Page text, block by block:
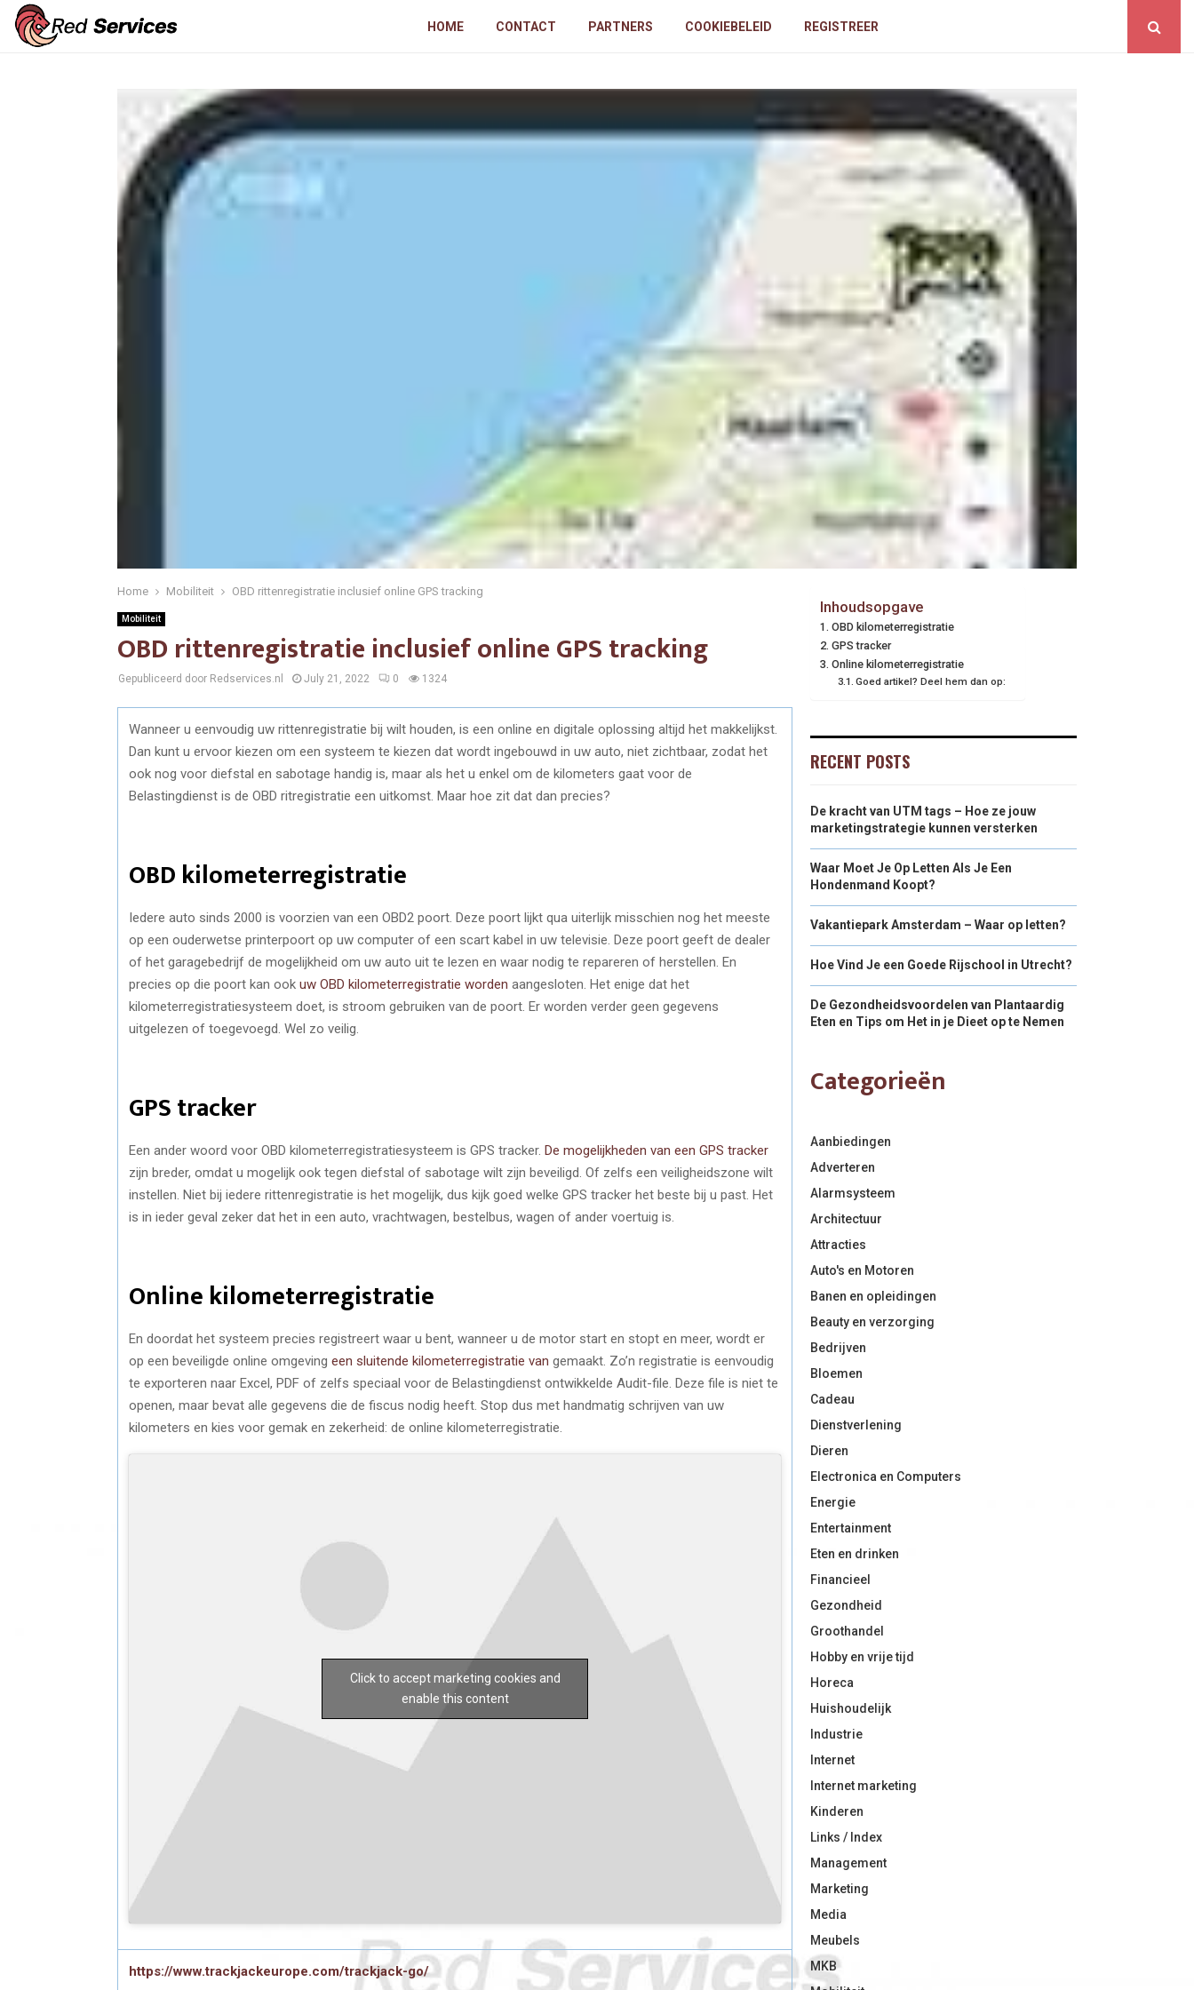
HOME CONTACT PARTNERS COOKIEBELEID REGISTREER
Home Mobiliteit OBD rittenregistratie inclusief online GPS tracking
Mobiliteit
OBD rittenregistratie inclusief online GPS tracking
Gepubliceerd door Redservices.nl July 21, 2022 0 1324
Wanneer u eenvoudig uw rittenregistratie bij wilt houden, is een online en digitale oplossing altijd het makkelijkst.
Dan kunt u ervoor kiezen om een systeem te kiezen dat wordt ingebouwd in uw auto, niet zichtbaar, zodat het
ook nog voor diefstal en sabotage handig is, maar als het u enkel om de kilometers gaat voor de
Belastingdienst is de OBD ritregistratie een uitkomst. Maar hoe zit dat dan precies?
OBD kilometerregistratie
Iedere auto sinds 2000 is voorzien van een OBD2 poort. Deze poort lijkt qua uiterlijk misschien nog het meeste
op een ouderwetse printerpoort op uw computer of een scart kabel in uw televisie. Deze poort geeft de dealer
of het garagebedrijf de mogelijkheid om uw auto uit te lezen en waar nodig te repareren of herstellen. En
precies op die poort kan ook uw OBD kilometerregistratie worden aangesloten. Het enige dat het
kilometerregistratiesysteem doet, is stroom gebruiken van de poort. Er worden verder geen gegevens
uitgelezen of toegevoegd. Wel zo veilig.
GPS tracker
Een ander woord voor OBD kilometerregistratiesysteem is GPS tracker. De mogelijkheden van een GPS tracker
zijn breder, omdat u mogelijk ook tegen diefstal of sabotage wilt zijn beveiligd. Of zelfs een veiligheidszone wilt
instellen. Niet bij iedere rittenregistratie is het mogelijk, dus kijk goed welke GPS tracker het beste bij u past. Het
is in ieder geval zeker dat het in een auto, vrachtwagen, bestelbus, wagen of ander voertuig is.
Online kilometerregistratie
En doordat het systeem precies registreert waar u bent, wanneer u de motor start en stopt en meer, wordt er
op een beveiligde online omgeving een sluitende kilometerregistratie van gemaakt. Zo’n registratie is eenvoudig
te exporteren naar Excel, PDF of zelfs speciaal voor de Belastingdienst ontwikkelde Audit-file. Deze file is niet te
openen, maar bevat alle gegevens die de fiscus nodig heeft. Stop dus met handmatig schrijven van uw
kilometers en kies voor gemak en zekerheid: de online kilometerregistratie.
Click to accept marketing cookies and
enable this content
https://www.trackjackeurope.com/trackjack-go/
Inhoudsopgave
OBD kilometerregistratie
GPS tracker
Online kilometerregistratie
Goed artikel? Deel hem dan op:
RECENT POSTS
De kracht van UTM tags – Hoe ze jouw
marketingstrategie kunnen versterken
Waar Moet Je Op Letten Als Je Een
Hondenmand Koopt?
Vakantiepark Amsterdam – Waar op letten?
Hoe Vind Je een Goede Rijschool in Utrecht?
De Gezondheidsvoordelen van Plantaardig
Eten en Tips om Het in je Dieet op te Nemen
Categorieën
Aanbiedingen
Adverteren
Alarmsysteem
Architectuur
Attracties
Auto's en Motoren
Banen en opleidingen
Beauty en verzorging
Bedrijven
Bloemen
Cadeau
Dienstverlening
Dieren
Electronica en Computers
Energie
Entertainment
Eten en drinken
Financieel
Gezondheid
Groothandel
Hobby en vrije tijd
Horeca
Huishoudelijk
Industrie
Internet
Internet marketing
Kinderen
Links / Index
Management
Marketing
Media
Meubels
MKB